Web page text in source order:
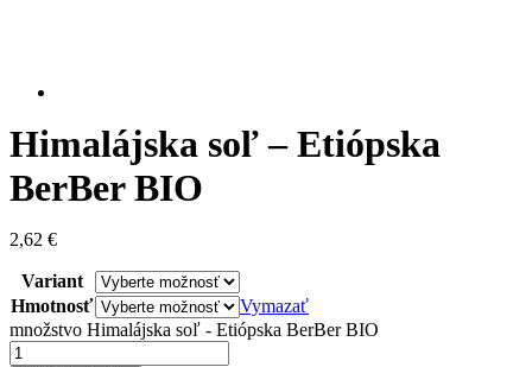
Himalájska soľ – Etiópska
BerBer BIO
2,62 €
Variant
Hmotnosť
Vymazať
množstvo Himalájska soľ - Etiópska BerBer BIO